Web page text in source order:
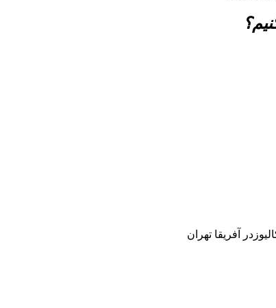
آفریقا تهران